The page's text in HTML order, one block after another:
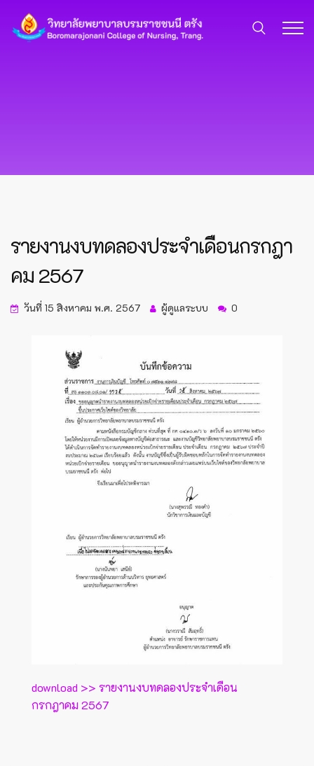
รายงานงบทดลองประจำเดือนกรกฎา
คม 2567
วันที่ 15 สิงหาคม พ.ศ. 2567 ผู้ดูแลระบบ 0
download >> รายงานงบทดลองประจำเดือน
กรกฎาคม 2567